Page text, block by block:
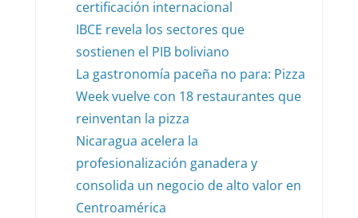
certificación internacional
IBCE revela los sectores que
sostienen el PIB boliviano
La gastronomía paceña no para: Pizza
Week vuelve con 18 restaurantes que
reinventan la pizza
Nicaragua acelera la
profesionalización ganadera y
consolida un negocio de alto valor en
Centroamérica